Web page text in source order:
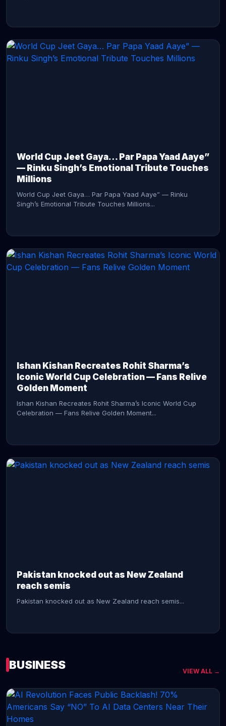
World Cup Jeet Gaya… Par Papa Yaad Aaye”
— Rinku Singh’s Emotional Tribute Touches
Millions
World Cup Jeet Gaya… Par Papa Yaad Aaye” — Rinku
Singh’s Emotional Tribute Touches Millions...
Ishan Kishan Recreates Rohit Sharma’s
Iconic World Cup Celebration — Fans Relive
Golden Moment
Ishan Kishan Recreates Rohit Sharma’s Iconic World Cup
Celebration — Fans Relive Golden Moment...
Pakistan knocked out as New Zealand
reach semis
Pakistan knocked out as New Zealand reach semis...
CONTINUE READING →
BUSINESS VIEW ALL →